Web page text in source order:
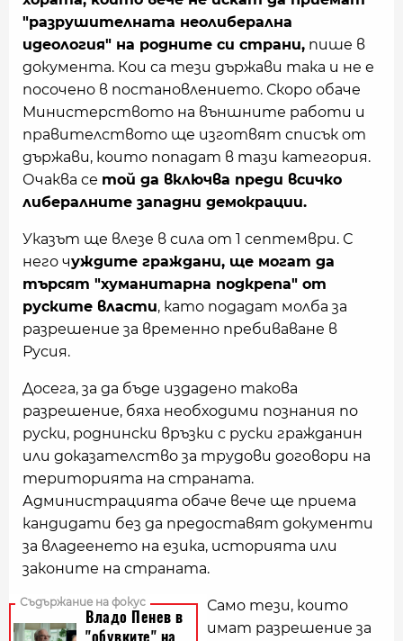
"разрушителната неолиберална
идеология" на родните си страни, пише в
документа. Кои са тези държави така и не е
посочено в постановлението. Скоро обаче
Министерството на външните работи и
правителството ще изготвят списък от
държави, които попадат в тази категория.
Очаква се той да включва преди всичко
либералните западни демокрации.
Указът ще влезе в сила от 1 септември. С
него чуждите граждани, ще могат да
търсят "хуманитарна подкрепа" от
руските власти, като подадат молба за
разрешение за временно пребиваване в
Русия.
Досега, за да бъде издадено такова
разрешение, бяха необходими познания по
руски, роднински връзки с руски гражданин
или доказателство за трудови договори на
територията на страната.
Администрацията обаче вече ще приема
кандидати без да предоставят документи
за владеенето на езика, историята или
законите на страната.
Само тези, които
имат разрешение за